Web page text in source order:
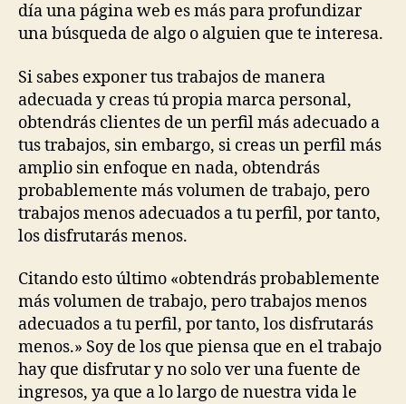
día una página web es más para profundizar
una búsqueda de algo o alguien que te interesa.
Si sabes exponer tus trabajos de manera
adecuada y creas tú propia marca personal,
obtendrás clientes de un perfil más adecuado a
tus trabajos, sin embargo, si creas un perfil más
amplio sin enfoque en nada, obtendrás
probablemente más volumen de trabajo, pero
trabajos menos adecuados a tu perfil, por tanto,
los disfrutarás menos.
Citando esto último «obtendrás probablemente
más volumen de trabajo, pero trabajos menos
adecuados a tu perfil, por tanto, los disfrutarás
menos.» Soy de los que piensa que en el trabajo
hay que disfrutar y no solo ver una fuente de
ingresos, ya que a lo largo de nuestra vida le